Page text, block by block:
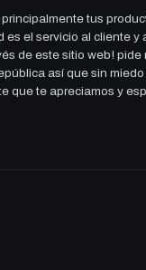
tus
el servicio al cliente
de este sitio web!
así que sin
que te apreciamos y